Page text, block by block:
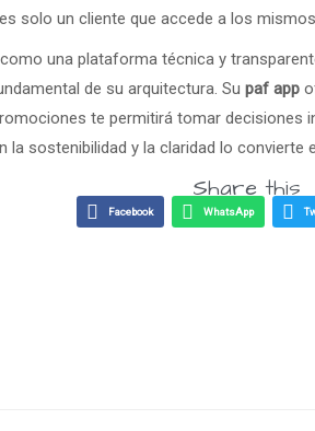
solo un cliente que accede a los
una plataforma técnica y
de su arquitectura. Su paf app
te permitirá tomar decisiones
la sostenibilidad y la claridad lo convierte
Share this
Facebook WhatsApp